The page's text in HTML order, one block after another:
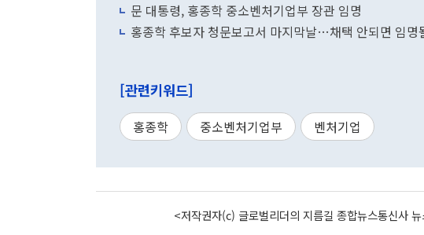
문 대통령, 홍종학 중소벤처기업부 장관 임명
홍종학 후보자 청문보고서 마지막날…채택 안되면 임명
[관련키워드]
홍종학 중소벤처기업부 벤처기업
<저작권자(c) 글로벌리더의 지름길 종합뉴스통신사